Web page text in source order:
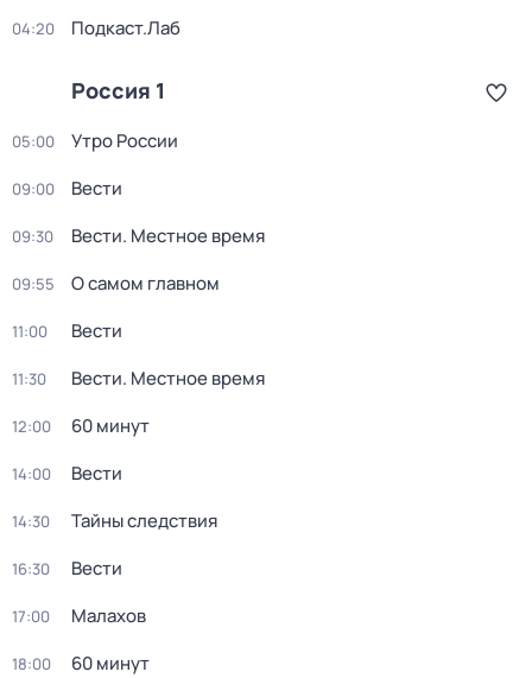
04:20 Подкаст.Лаб
Россия 1
05:00 Утро России
09:00 Вести
09:30 Вести. Местное время
09:55 О самом главном
11:00 Вести
11:30 Вести. Местное время
12:00 60 минут
14:00 Вести
14:30 Тайны следствия
16:30 Вести
17:00 Малахов
18:00 60 минут